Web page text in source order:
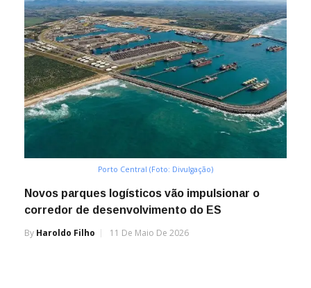
Porto Central (Foto: Divulgação)
Novos parques logísticos vão impulsionar o
corredor de desenvolvimento do ES
By Haroldo Filho 11 De Maio De 2026